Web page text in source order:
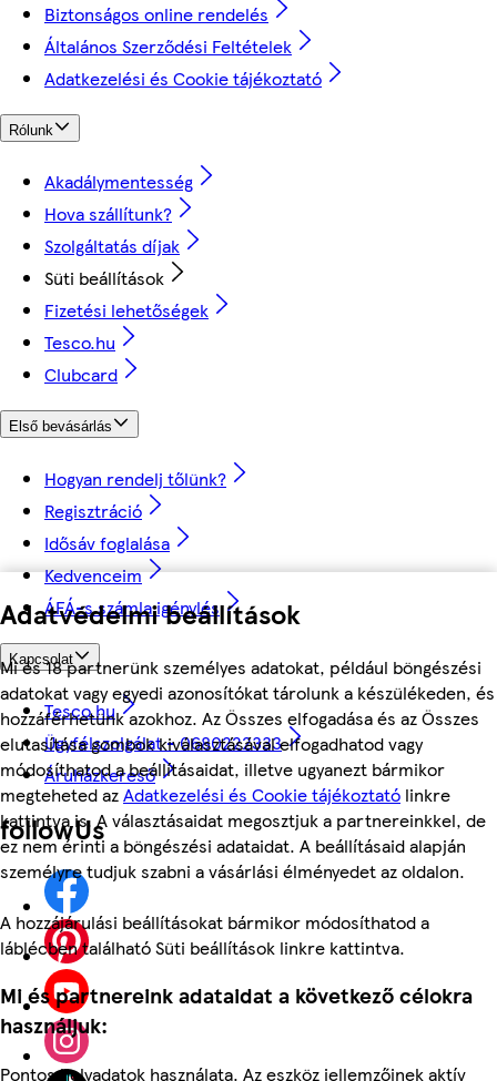
Adatvédelmi beállítások
Mi és 18 partnerünk személyes adatokat, például böngészési
adatokat vagy egyedi azonosítókat tárolunk a készülékeden, és
hozzáférhetünk azokhoz. Az Összes elfogadása és az Összes
elutasítása gombok kiválasztásával elfogadhatod vagy
módosíthatod a beállításaidat, illetve ugyanezt bármikor
megteheted azAdatkezelési és Cookie tájékoztató linkre
kattintva is. A választásaidat megosztjuk a partnereinkkel, de
ez nem érinti a böngészési adataidat. A beállításaid alapján
személyre tudjuk szabni a vásárlási élményedet az oldalon.
A hozzájárulási beállításokat bármikor módosíthatod a
láblécben található Süti beállítások linkre kattintva.
Mi és partnereink adataidat a következő célokra
használjuk:
Pontos helyadatok használata. Az eszköz jellemzőinek aktív
Biztonságos online rendelés
Általános Szerződési Feltételek
Adatkezelési és Cookie tájékoztató
Rólunk
Akadálymentesség
Hova szállítunk?
Szolgáltatás díjak
Süti beállítások
Fizetési lehetőségek
Tesco.hu
Clubcard
Első bevásárlás
Hogyan rendelj tőlünk?
Regisztráció
Idősáv foglalása
Kedvenceim
ÁFÁ-s számla igénylés
Kapcsolat
Tesco.hu
Ügyfélszolgálat - 0680222333
Áruházkereső
followUs